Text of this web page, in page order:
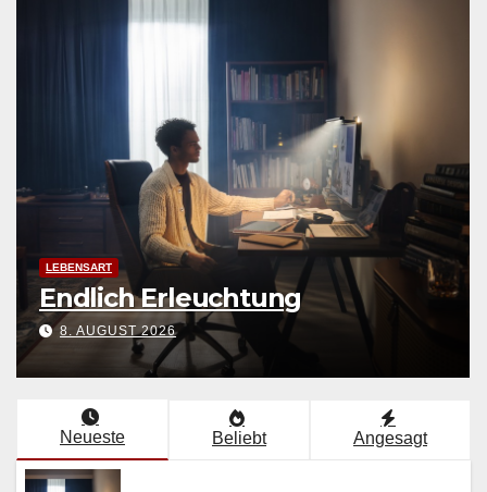
LEBENSART
Endlich Erleuchtung
8. AUGUST 2026
Neueste Beliebt Angesagt